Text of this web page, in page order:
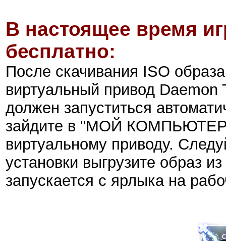
В настоящее время
бесплатно:
После скачивания ISO
виртуальный привод Daemon
должен запуститься
зайдите в "МОЙ
виртуальному приводу.
установки выгрузите образ
запускается с ярлыка на